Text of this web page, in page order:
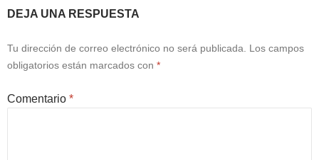
DEJA UNA RESPUESTA
Tu dirección de correo electrónico no será publicada.
Los campos
obligatorios están marcados con *
Comentario *